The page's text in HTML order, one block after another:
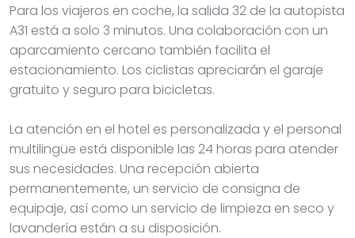
Para los viajeros en coche, la salida 32 de la autopista
A31 está a solo 3 minutos. Una colaboración con un
aparcamiento cercano también facilita el
estacionamiento. Los ciclistas apreciarán el garaje
gratuito y seguro para bicicletas.
La atención en el hotel es personalizada y el personal
multilingüe está disponible las 24 horas para atender
sus necesidades. Una recepción abierta
permanentemente, un servicio de consigna de
equipaje, así como un servicio de limpieza en seco y
lavandería están a su disposición.